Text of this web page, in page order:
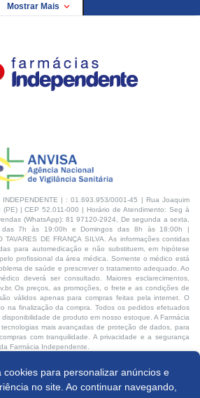
Comprar
cookies para personalizar anúncios e
no site. Ao continuar navegando,
Mostrar Mais
INDEPENDENTE | : 01.693.953/0001-45 | Rua Joaquim
| CEP 52.011-000 | Horário de Atendimento: Seg à
(WhatsApp): 81 97120-2924, De segunda a sexta,
7h às 19:00h e Domingos das 8h às 18:00h |
TAVARES DE FRANÇA SILVA. As informações contidas
para automedicação e não substituem, em hipótese
profissional da área médica. Somente o médico está
de saúde e prescrever o tratamento adequado. Ao
deverá ser consultado. Maiores esclarecimentos,
Os preços, as promoções, o frete e as condições de
válidos apenas para compras feitas pela internet. O
na finalização da compra. Todos os pedidos efetuados
de produto em nosso estoque. A Farmácia
mais avançadas de proteção de dados, para
com tranquilidade. A privacidade e a segurança
Farmácia Independente.
Desenvolvido por: